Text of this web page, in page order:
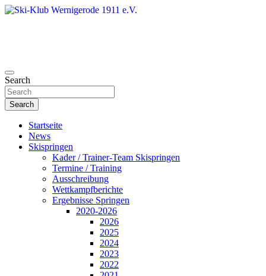
Skip
Ski-Klub Wernigerode 1911 e.V.
Search
Search
Startseite
News
Skispringen
Kader / Trainer-Team Skispringen
Termine / Training
Ausschreibung
Wettkampfberichte
Ergebnisse Springen
2020-2026
2026
2025
2024
2023
2022